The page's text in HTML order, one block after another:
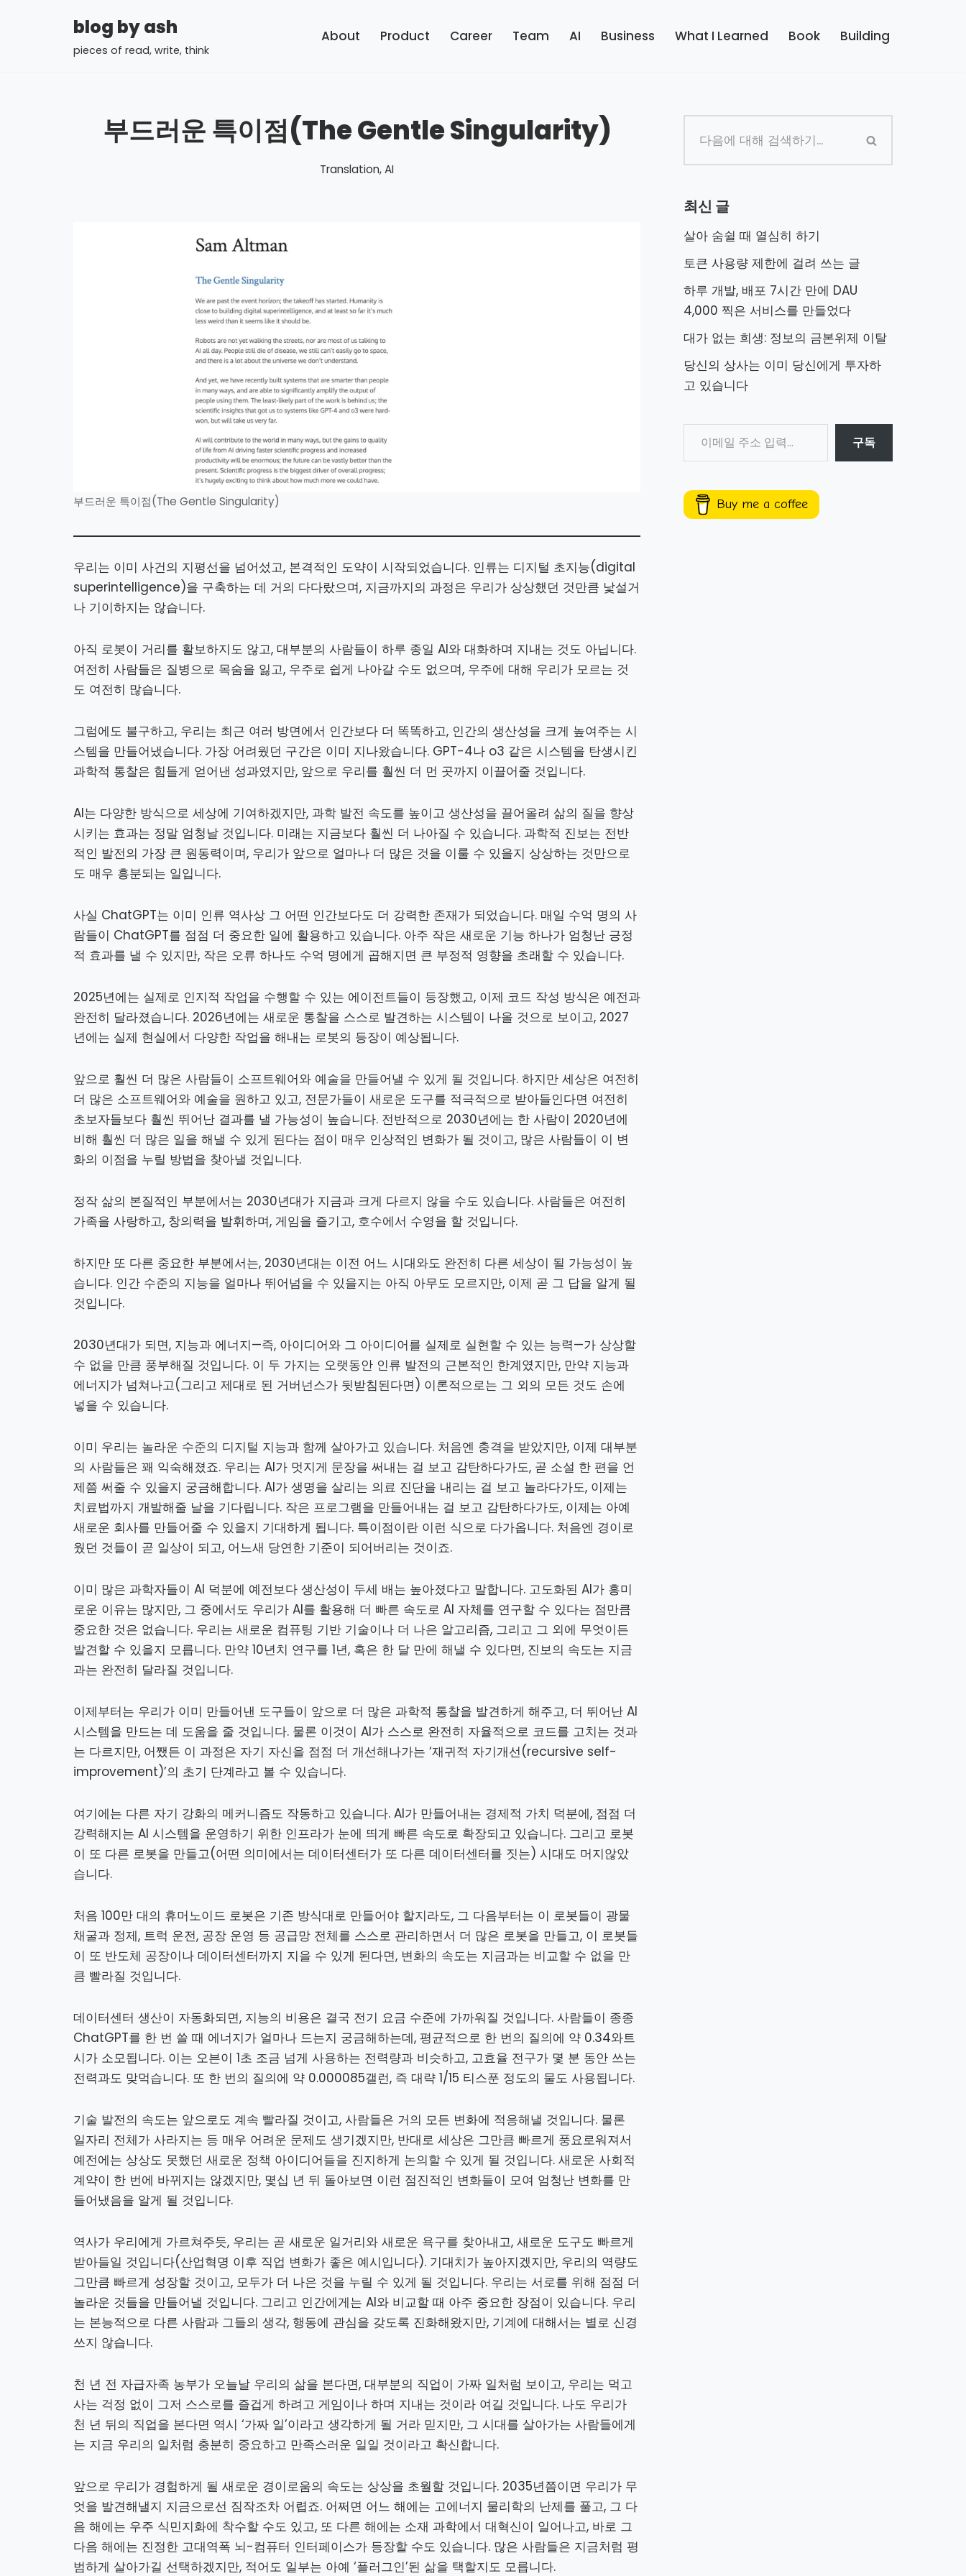
blog by ash
pieces of read, write, think
About Product Career Team AI Business What I Learned Book Building
부드러운 특이점(The Gentle Singularity)
Translation,AI
부드러운 특이점(The Gentle Singularity)
우리는 이미 사건의 지평선을 넘어섰고, 본격적인 도약이 시작되었습니다. 인류는 디지털 초지능(digital
superintelligence)을 구축하는 데 거의 다다랐으며, 지금까지의 과정은 우리가 상상했던 것만큼 낯설거
나 기이하지는 않습니다.
아직 로봇이 거리를 활보하지도 않고, 대부분의 사람들이 하루 종일 AI와 대화하며 지내는 것도 아닙니다.
여전히 사람들은 질병으로 목숨을 잃고, 우주로 쉽게 나아갈 수도 없으며, 우주에 대해 우리가 모르는 것
도 여전히 많습니다.
그럼에도 불구하고, 우리는 최근 여러 방면에서 인간보다 더 똑똑하고, 인간의 생산성을 크게 높여주는 시
스템을 만들어냈습니다. 가장 어려웠던 구간은 이미 지나왔습니다. GPT-4나 o3 같은 시스템을 탄생시킨
과학적 통찰은 힘들게 얻어낸 성과였지만, 앞으로 우리를 훨씬 더 먼 곳까지 이끌어줄 것입니다.
AI는 다양한 방식으로 세상에 기여하겠지만, 과학 발전 속도를 높이고 생산성을 끌어올려 삶의 질을 향상
시키는 효과는 정말 엄청날 것입니다. 미래는 지금보다 훨씬 더 나아질 수 있습니다. 과학적 진보는 전반
적인 발전의 가장 큰 원동력이며, 우리가 앞으로 얼마나 더 많은 것을 이룰 수 있을지 상상하는 것만으로
도 매우 흥분되는 일입니다.
사실 ChatGPT는 이미 인류 역사상 그 어떤 인간보다도 더 강력한 존재가 되었습니다. 매일 수억 명의 사
람들이 ChatGPT를 점점 더 중요한 일에 활용하고 있습니다. 아주 작은 새로운 기능 하나가 엄청난 긍정
적 효과를 낼 수 있지만, 작은 오류 하나도 수억 명에게 곱해지면 큰 부정적 영향을 초래할 수 있습니다.
2025년에는 실제로 인지적 작업을 수행할 수 있는 에이전트들이 등장했고, 이제 코드 작성 방식은 예전과
완전히 달라졌습니다. 2026년에는 새로운 통찰을 스스로 발견하는 시스템이 나올 것으로 보이고, 2027
년에는 실제 현실에서 다양한 작업을 해내는 로봇의 등장이 예상됩니다.
앞으로 훨씬 더 많은 사람들이 소프트웨어와 예술을 만들어낼 수 있게 될 것입니다. 하지만 세상은 여전히
더 많은 소프트웨어와 예술을 원하고 있고, 전문가들이 새로운 도구를 적극적으로 받아들인다면 여전히
초보자들보다 훨씬 뛰어난 결과를 낼 가능성이 높습니다. 전반적으로 2030년에는 한 사람이 2020년에
비해 훨씬 더 많은 일을 해낼 수 있게 된다는 점이 매우 인상적인 변화가 될 것이고, 많은 사람들이 이 변
화의 이점을 누릴 방법을 찾아낼 것입니다.
정작 삶의 본질적인 부분에서는 2030년대가 지금과 크게 다르지 않을 수도 있습니다. 사람들은 여전히
가족을 사랑하고, 창의력을 발휘하며, 게임을 즐기고, 호수에서 수영을 할 것입니다.
하지만 또 다른 중요한 부분에서는, 2030년대는 이전 어느 시대와도 완전히 다른 세상이 될 가능성이 높
습니다. 인간 수준의 지능을 얼마나 뛰어넘을 수 있을지는 아직 아무도 모르지만, 이제 곧 그 답을 알게 될
것입니다.
2030년대가 되면, 지능과 에너지—즉, 아이디어와 그 아이디어를 실제로 실현할 수 있는 능력—가 상상할
수 없을 만큼 풍부해질 것입니다. 이 두 가지는 오랫동안 인류 발전의 근본적인 한계였지만, 만약 지능과
에너지가 넘쳐나고(그리고 제대로 된 거버넌스가 뒷받침된다면) 이론적으로는 그 외의 모든 것도 손에
넣을 수 있습니다.
이미 우리는 놀라운 수준의 디지털 지능과 함께 살아가고 있습니다. 처음엔 충격을 받았지만, 이제 대부분
의 사람들은 꽤 익숙해졌죠. 우리는 AI가 멋지게 문장을 써내는 걸 보고 감탄하다가도, 곧 소설 한 편을 언
제쯤 써줄 수 있을지 궁금해합니다. AI가 생명을 살리는 의료 진단을 내리는 걸 보고 놀라다가도, 이제는
치료법까지 개발해줄 날을 기다립니다. 작은 프로그램을 만들어내는 걸 보고 감탄하다가도, 이제는 아예
새로운 회사를 만들어줄 수 있을지 기대하게 됩니다. 특이점이란 이런 식으로 다가옵니다. 처음엔 경이로
웠던 것들이 곧 일상이 되고, 어느새 당연한 기준이 되어버리는 것이죠.
이미 많은 과학자들이 AI 덕분에 예전보다 생산성이 두세 배는 높아졌다고 말합니다. 고도화된 AI가 흥미
로운 이유는 많지만, 그 중에서도 우리가 AI를 활용해 더 빠른 속도로 AI 자체를 연구할 수 있다는 점만큼
중요한 것은 없습니다. 우리는 새로운 컴퓨팅 기반 기술이나 더 나은 알고리즘, 그리고 그 외에 무엇이든
발견할 수 있을지 모릅니다. 만약 10년치 연구를 1년, 혹은 한 달 만에 해낼 수 있다면, 진보의 속도는 지금
과는 완전히 달라질 것입니다.
이제부터는 우리가 이미 만들어낸 도구들이 앞으로 더 많은 과학적 통찰을 발견하게 해주고, 더 뛰어난 AI
시스템을 만드는 데 도움을 줄 것입니다. 물론 이것이 AI가 스스로 완전히 자율적으로 코드를 고치는 것과
는 다르지만, 어쨌든 이 과정은 자기 자신을 점점 더 개선해나가는 ‘재귀적 자기개선(recursive self-
improvement)’의 초기 단계라고 볼 수 있습니다.
여기에는 다른 자기 강화의 메커니즘도 작동하고 있습니다. AI가 만들어내는 경제적 가치 덕분에, 점점 더
강력해지는 AI 시스템을 운영하기 위한 인프라가 눈에 띄게 빠른 속도로 확장되고 있습니다. 그리고 로봇
이 또 다른 로봇을 만들고(어떤 의미에서는 데이터센터가 또 다른 데이터센터를 짓는) 시대도 머지않았
습니다.
처음 100만 대의 휴머노이드 로봇은 기존 방식대로 만들어야 할지라도, 그 다음부터는 이 로봇들이 광물
채굴과 정제, 트럭 운전, 공장 운영 등 공급망 전체를 스스로 관리하면서 더 많은 로봇을 만들고, 이 로봇들
이 또 반도체 공장이나 데이터센터까지 지을 수 있게 된다면, 변화의 속도는 지금과는 비교할 수 없을 만
큼 빨라질 것입니다.
데이터센터 생산이 자동화되면, 지능의 비용은 결국 전기 요금 수준에 가까워질 것입니다. 사람들이 종종
ChatGPT를 한 번 쓸 때 에너지가 얼마나 드는지 궁금해하는데, 평균적으로 한 번의 질의에 약 0.34와트
시가 소모됩니다. 이는 오븐이 1초 조금 넘게 사용하는 전력량과 비슷하고, 고효율 전구가 몇 분 동안 쓰는
전력과도 맞먹습니다. 또 한 번의 질의에 약 0.000085갤런, 즉 대략 1/15 티스푼 정도의 물도 사용됩니다.
기술 발전의 속도는 앞으로도 계속 빨라질 것이고, 사람들은 거의 모든 변화에 적응해낼 것입니다. 물론
일자리 전체가 사라지는 등 매우 어려운 문제도 생기겠지만, 반대로 세상은 그만큼 빠르게 풍요로워져서
예전에는 상상도 못했던 새로운 정책 아이디어들을 진지하게 논의할 수 있게 될 것입니다. 새로운 사회적
계약이 한 번에 바뀌지는 않겠지만, 몇십 년 뒤 돌아보면 이런 점진적인 변화들이 모여 엄청난 변화를 만
들어냈음을 알게 될 것입니다.
역사가 우리에게 가르쳐주듯, 우리는 곧 새로운 일거리와 새로운 욕구를 찾아내고, 새로운 도구도 빠르게
받아들일 것입니다(산업혁명 이후 직업 변화가 좋은 예시입니다). 기대치가 높아지겠지만, 우리의 역량도
그만큼 빠르게 성장할 것이고, 모두가 더 나은 것을 누릴 수 있게 될 것입니다. 우리는 서로를 위해 점점 더
놀라운 것들을 만들어낼 것입니다. 그리고 인간에게는 AI와 비교할 때 아주 중요한 장점이 있습니다. 우리
는 본능적으로 다른 사람과 그들의 생각, 행동에 관심을 갖도록 진화해왔지만, 기계에 대해서는 별로 신경
쓰지 않습니다.
천 년 전 자급자족 농부가 오늘날 우리의 삶을 본다면, 대부분의 직업이 가짜 일처럼 보이고, 우리는 먹고
사는 걱정 없이 그저 스스로를 즐겁게 하려고 게임이나 하며 지내는 것이라 여길 것입니다. 나도 우리가
천 년 뒤의 직업을 본다면 역시 ‘가짜 일’이라고 생각하게 될 거라 믿지만, 그 시대를 살아가는 사람들에게
는 지금 우리의 일처럼 충분히 중요하고 만족스러운 일일 것이라고 확신합니다.
앞으로 우리가 경험하게 될 새로운 경이로움의 속도는 상상을 초월할 것입니다. 2035년쯤이면 우리가 무
엇을 발견해낼지 지금으로선 짐작조차 어렵죠. 어쩌면 어느 해에는 고에너지 물리학의 난제를 풀고, 그 다
음 해에는 우주 식민지화에 착수할 수도 있고, 또 다른 해에는 소재 과학에서 대혁신이 일어나고, 바로 그
다음 해에는 진정한 고대역폭 뇌-컴퓨터 인터페이스가 등장할 수도 있습니다. 많은 사람들은 지금처럼 평
범하게 살아가길 선택하겠지만, 적어도 일부는 아예 ‘플러그인’된 삶을 택할지도 모릅니다.
최신 글
살아 숨쉴 때 열심히 하기
토큰 사용량 제한에 걸려 쓰는 글
하루 개발, 배포 7시간 만에 DAU
4,000 찍은 서비스를 만들었다
대가 없는 희생: 정보의 금본위제 이탈
당신의 상사는 이미 당신에게 투자하
고 있습니다
구독
Buy me a coffee